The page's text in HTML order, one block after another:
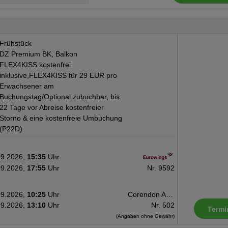
Gebühr (teils Fremdanbieter):
zahlbar vor OrtHaustiere auf
und Dienstleistungen zur
Umweltvorhaben oder
UnternehmenFörderung und
Projekte Honeymoon:
Verfügbarkeit,
Obstkorb auf dem Zimmer
nachhaltiger gestalten und
Sustainable Tourism Council
TouristensteuerSeit dem 1.
Übernachtungssteuer für
EUR 1 (ca. CHF 1,10) und
Person/Nacht und ist von den
Frühstück
DZ Premium BK, Balkon
FLEX4KISS kostenfrei
inklusive,FLEX4KISS für 29 EUR pro
Erwachsener am
Buchungstag/Optional zubuchbar, bis
22 Tage vor Abreise kostenfreier
Storno & eine kostenfreie Umbuchung
(P22D)
15:35 Uhr
17:55 Uhr
Nr. 9592
10:25 Uhr
13:10 Uhr Nr. 502
(Angaben ohne Gewähr)